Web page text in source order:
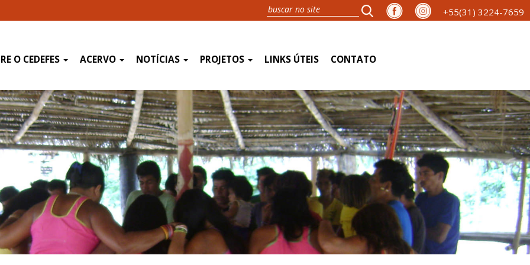
+55(31) 3224-7659
O CEDEFES ACERVO NOTÍCIAS PROJETOS LINKS ÚTEIS CONTATO